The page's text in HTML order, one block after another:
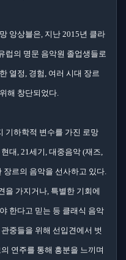
앙상블은, 지난 2015년 클라
럽의 명문 음악원 졸업생들로
열정, 경험, 여러 시대 장르
해 창단되었다.
기하학적 변수를 가진 로망
대, 21세기, 대중음악 (재즈,
르의 음악을 선사하고 있다.
을 가지거나, 특별한 기회에
한다고 믿는 등 클래식 음악
중들을 위해 선입견에서 벗
연주를 통해 흥분을 느끼며